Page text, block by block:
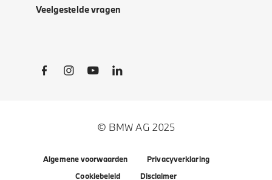
Veelgestelde vragen
Social Links
© BMW AG 2025
Algemene voorwaarden
Privacyverklaring
Cookiebeleid
Disclaimer